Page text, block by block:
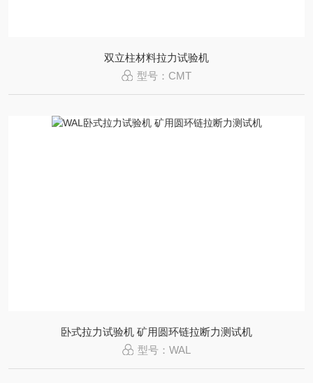
双立柱材料拉力试验机
型号：CMT
卧式拉力试验机 矿用圆环链拉断力测试机
型号：WAL